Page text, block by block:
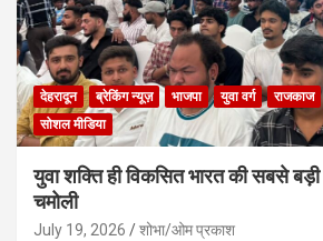
देहरादून ब्रेकिंग न्यूज़ भाजपा युवा वर्ग राजकाज
सोशल मीडिया
युवा शक्ति ही विकसित भारत की सबसे
चमोली
July 19, 2026 शोभा/ओम प्रकाश